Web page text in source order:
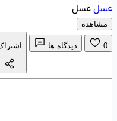
عسلعسل
مشاهده
0 دیدگاه ها